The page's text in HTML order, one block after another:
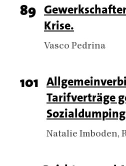
Page
number
89 Titel
Krise.
Authors
Vasco Pedrina
Page
number
101 Titel
Tarifverträge
Authors
Natalie Imboden